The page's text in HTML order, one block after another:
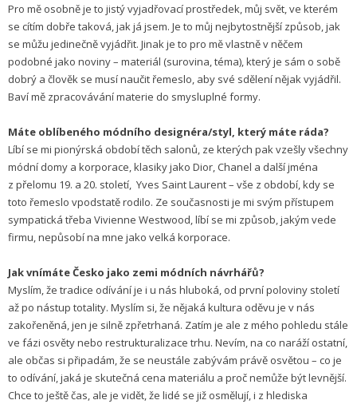
Pro mě osobně je to jistý vyjadřovací prostředek, můj svět, ve kterém
se cítím dobře taková, jak já jsem. Je to můj nejbytostnější způsob, jak
se můžu jedinečně vyjádřit. Jinak je to pro mě vlastně v něčem
podobné jako noviny – materiál (surovina, téma), který je sám o sobě
dobrý a člověk se musí naučit řemeslo, aby své sdělení nějak vyjádřil.
Baví mě zpracovávání materie do smysluplné formy.
Máte oblíbeného módního designéra/styl, který máte ráda?
Líbí se mi pionýrská období těch salonů, ze kterých pak vzešly všechny
módní domy a korporace, klasiky jako Dior, Chanel a další jména
z přelomu 19. a 20. století, Yves Saint Laurent – vše z období, kdy se
toto řemeslo vpodstatě rodilo. Ze současnosti je mi svým přístupem
sympatická třeba Vivienne Westwood, líbí se mi způsob, jakým vede
firmu, nepůsobí na mne jako velká korporace.
Jak vnímáte Česko jako zemi módních návrhářů?
Myslím, že tradice odívání je i u nás hluboká, od první poloviny století
až po nástup totality. Myslím si, že nějaká kultura oděvu je v nás
zakořeněná, jen je silně zpřetrhaná. Zatím je ale z mého pohledu stále
ve fázi osvěty nebo restrukturalizace trhu. Nevím, na co naráží ostatní,
ale občas si připadám, že se neustále zabývám právě osvětou – co je
to odívání, jaká je skutečná cena materiálu a proč nemůže být levnější.
Chce to ještě čas, ale je vidět, že lidé se již osmělují, i z hlediska